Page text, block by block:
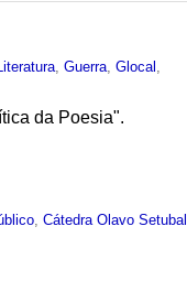
Literatura ,Guerra ,Glocal
da Poesia".
,Cátedra Olavo Setubal